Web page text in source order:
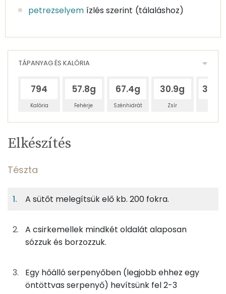
petrezselyem ízlés szerint (tálaláshoz)
TÁPANYAG ÉS KALÓRIA
794
Kalória
57.8g
Fehérje
67.4g
Szénhidrát
30.9g
Zsír
Egy
adagban
113gcsirkemellfilé
135 kcal
0gsó
0 kcal
TÁPANYAGTARTALOM
Zsír
TOP ásványi anyagok
Foszfor
Elkészítés
Tészta
A sütőt melegítsük elő kb. 200 fokra.
A csirkemellek mindkét oldalát alaposan
sózzuk és borzozzuk.
Egy hőálló serpenyőben (legjobb ehhez egy
öntöttvas serpenyő) hevítsünk fel 2-3